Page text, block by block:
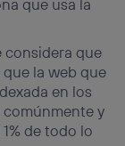
que usa la
considera que
la web que
en los
comúnmente y
de todo lo